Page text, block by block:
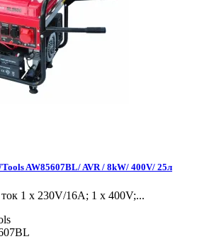
AW85607BL/ AVR / 8kW/ 400V/ 25л
ток 1 x 230V/16A; 1 x 400V;...